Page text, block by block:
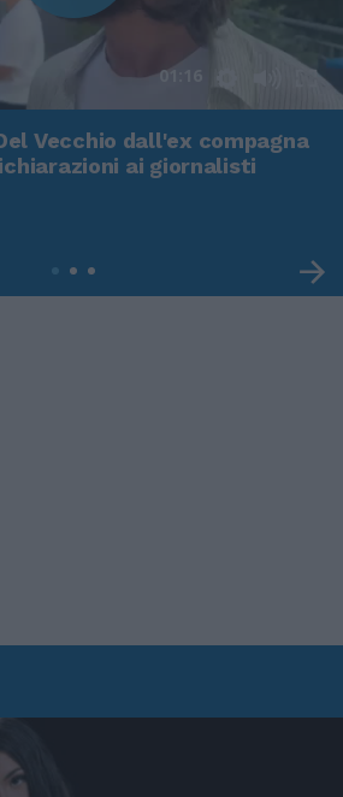
01:16
Vecchio dall'ex compagna
ai giornalisti